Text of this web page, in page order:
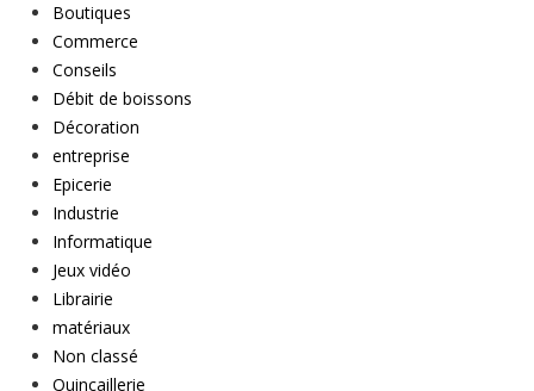
Boutiques
Commerce
Conseils
Débit de boissons
Décoration
entreprise
Epicerie
Industrie
Informatique
Jeux vidéo
Librairie
matériaux
Non classé
Quincaillerie